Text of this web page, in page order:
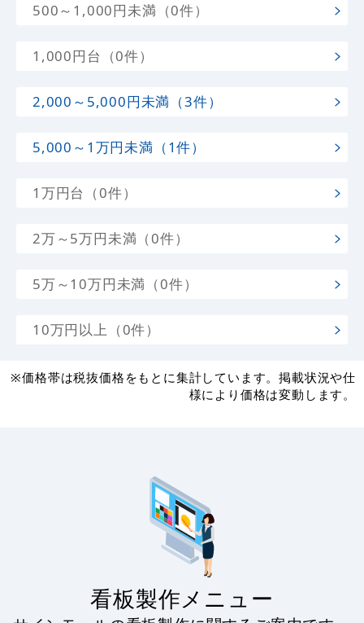
500～1,000円未満（0件）
1,000円台（0件）
2,000～5,000円未満（3件）
5,000～1万円未満（1件）
1万円台（0件）
2万～5万円未満（0件）
5万～10万円未満（0件）
10万円以上（0件）
※価格帯は税抜価格をもとに集計しています。掲載状況や仕
様により価格は変動します。
看板製作メニュー